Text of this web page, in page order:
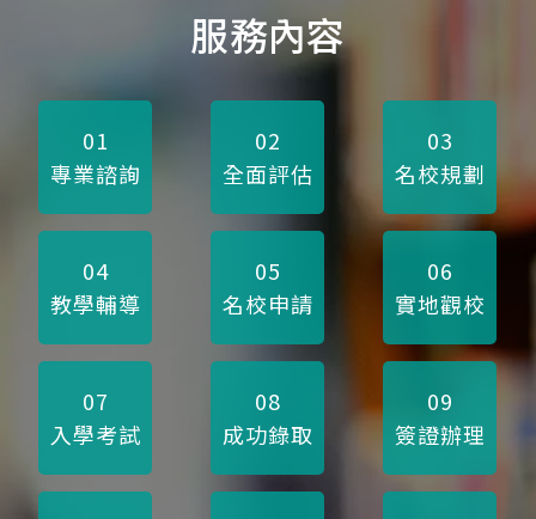
服務內容
01
專業諮詢
02
全面評估
03
名校規劃
04
教學輔導
05
名校申請
06
實地觀校
07
入學考試
08
成功錄取
09
簽證辦理